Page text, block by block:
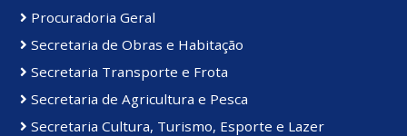
Procuradoria Geral
Secretaria de Obras e Habitação
Secretaria Transporte e Frota
Secretaria de Agricultura e Pesca
Secretaria Cultura, Turismo, Esporte e Lazer